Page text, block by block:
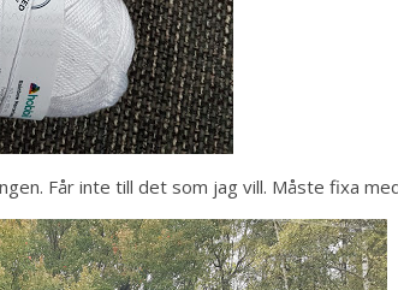
Får inte till det som jag vill. Måste fixa